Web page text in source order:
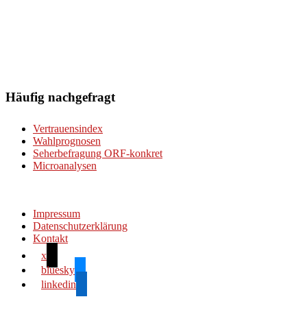
Häufig nachgefragt
Vertrauensindex
Wahlprognosen
Seherbefragung ORF-konkret
Microanalysen
Impressum
Datenschutzerklärung
Kontakt
x
bluesky
linkedin